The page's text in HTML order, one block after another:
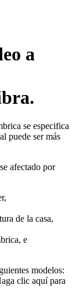
a
se especifica
puede ser más
afectado por
de la casa,
e
modelos:
clic aquí para